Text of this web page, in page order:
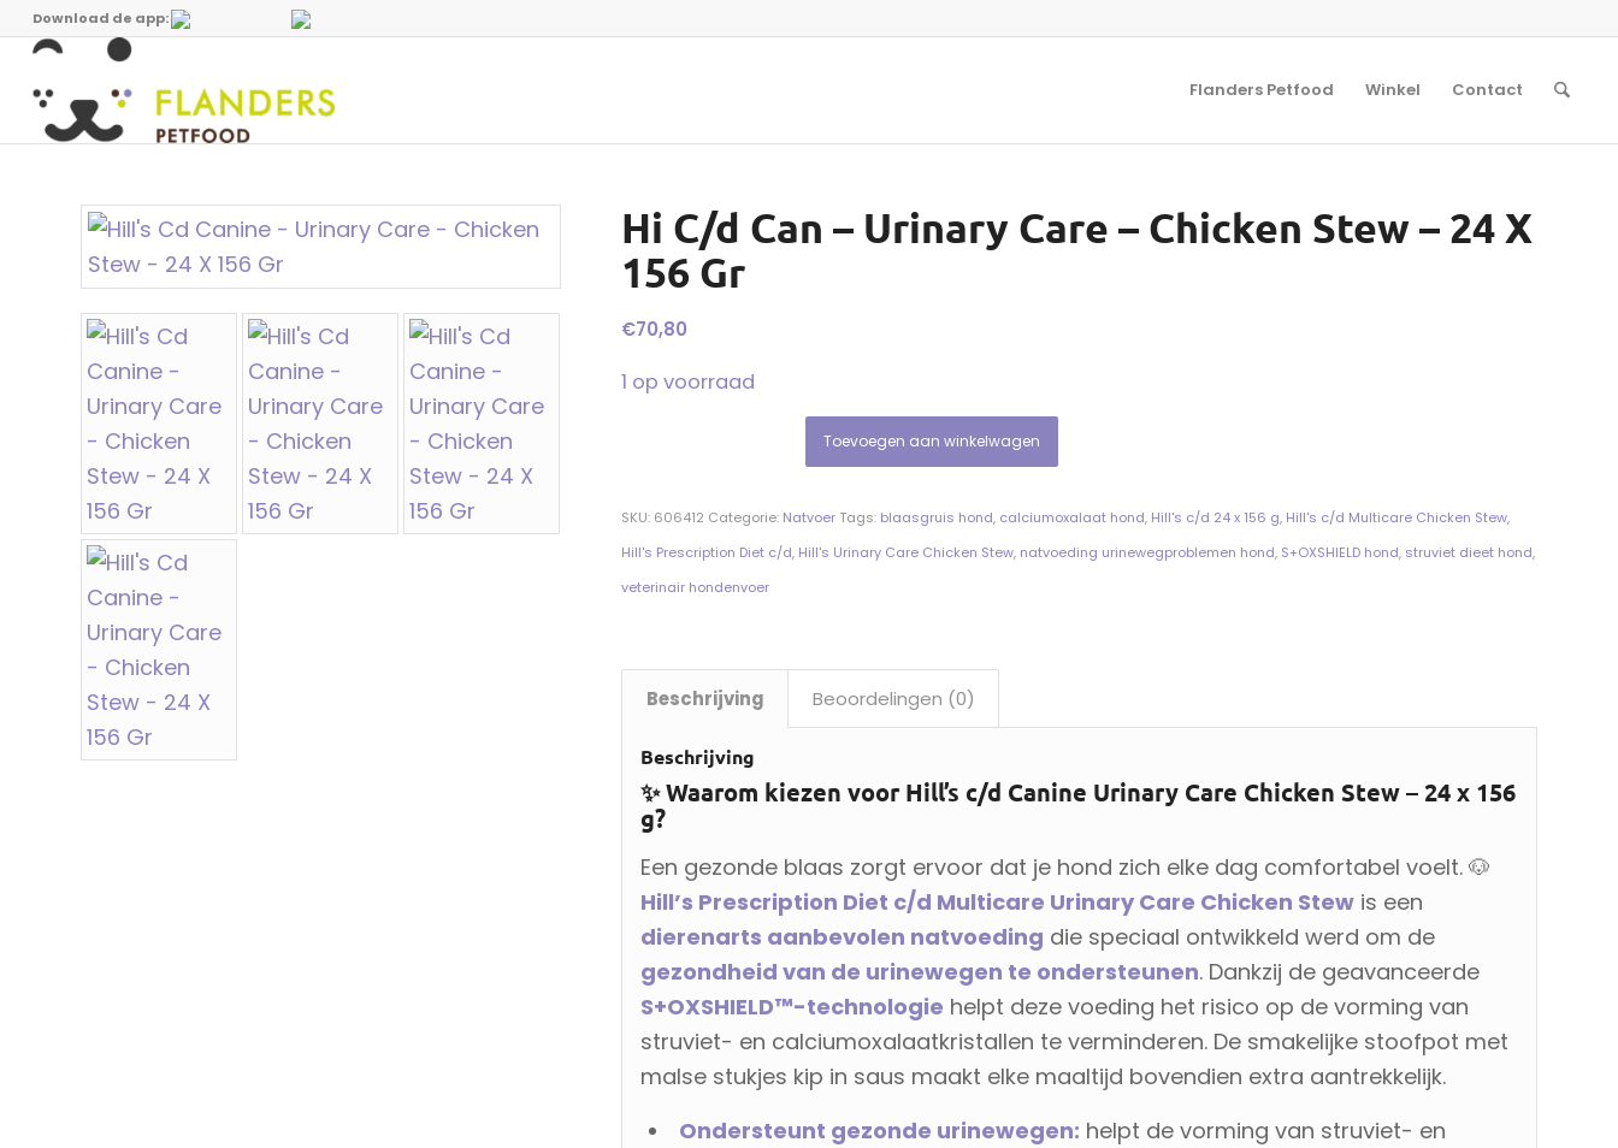
Download de app:
Flanders Petfood Winkel Contact
Hi C/d Can – Urinary Care – Chicken Stew – 24 X
156 Gr
€70,80
1 op voorraad
Toevoegen aan winkelwagen
SKU: 606412 Categorie: Natvoer Tags: blaasgruis hond, calciumoxalaat hond, Hill's c/d 24 x 156 g, Hill's c/d Multicare Chicken Stew,
Hill's Prescription Diet c/d, Hill's Urinary Care Chicken Stew, natvoeding urinewegproblemen hond, S+OXSHIELD hond, struviet dieet hond,
veterinair hondenvoer
Beschrijving Beoordelingen (0)
Beschrijving
✨ Waarom kiezen voor Hill’s c/d Canine Urinary Care Chicken Stew – 24 x 156
g?
Een gezonde blaas zorgt ervoor dat je hond zich elke dag comfortabel voelt. 🐶
Hill’s Prescription Diet c/d Multicare Urinary Care Chicken Stew is een
dierenarts aanbevolen natvoeding die speciaal ontwikkeld werd om de
gezondheid van de urinewegen te ondersteunen. Dankzij de geavanceerde
S+OXSHIELD™-technologie helpt deze voeding het risico op de vorming van
struviet- en calciumoxalaatkristallen te verminderen. De smakelijke stoofpot met
malse stukjes kip in saus maakt elke maaltijd bovendien extra aantrekkelijk.
Ondersteunt gezonde urinewegen: helpt de vorming van struviet- en